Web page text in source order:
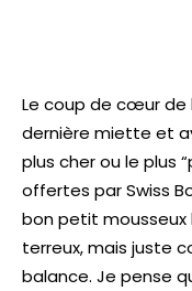
Le coup de cœur de
dernière miette et
plus cher ou le plus
offertes par Swiss
bon petit mousseux
terreux, mais juste
balance. Je pense